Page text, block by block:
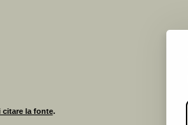
la fonte.